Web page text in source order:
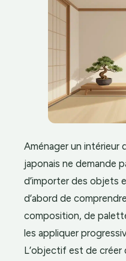
Aménager un intérieur
japonais ne demande
d’importer des objets
d’abord de
composition, de
les appliquer
L’objectif est de créer